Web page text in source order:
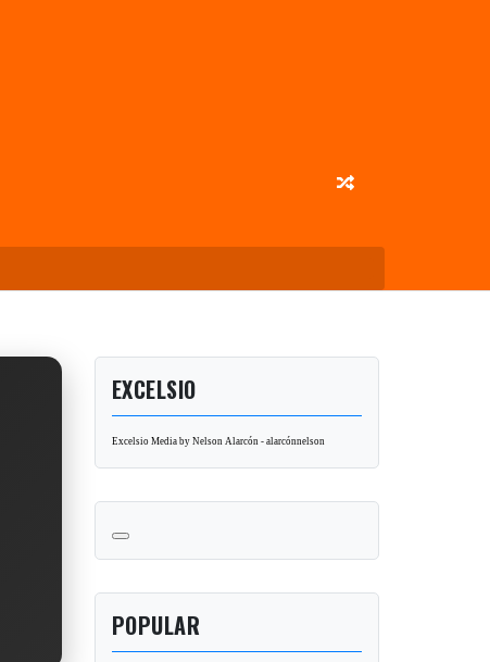
EXCELSIO
Excelsio Media by Nelson Alarcón - alarcónnelson
POPULAR